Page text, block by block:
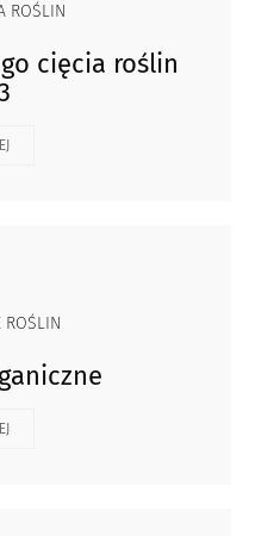
ROŚLIN
cięcia roślin
ROŚLIN